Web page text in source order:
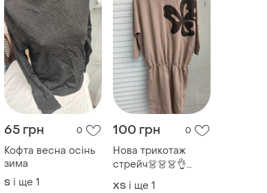
65 грн 0
Кофта весна осінь
зима
S і ще 1
100 грн 0
Нова трикотаж
стрейч👗👗👗👌
розпродаж
ХS і ще 1